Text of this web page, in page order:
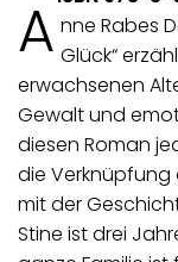
A nne Rabes
Glück“
erwachsenen
Gewalt und
diesen Roman
die Verknüpfung
mit der
Stine ist drei